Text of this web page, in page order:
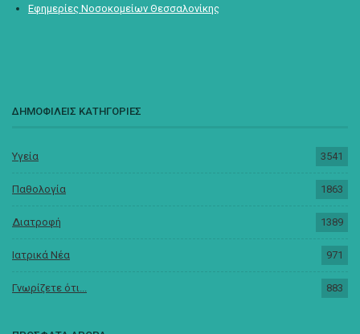
Εφημερίες Νοσοκομείων Θεσσαλονίκης
ΔΗΜΟΦΙΛΕΙΣ ΚΑΤΗΓΟΡΙΕΣ
Υγεία 3541
Παθολογία 1863
Διατροφή 1389
Ιατρικά Νέα 971
Γνωρίζετε ότι... 883